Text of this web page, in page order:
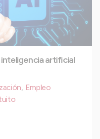
artificial
, Empleo